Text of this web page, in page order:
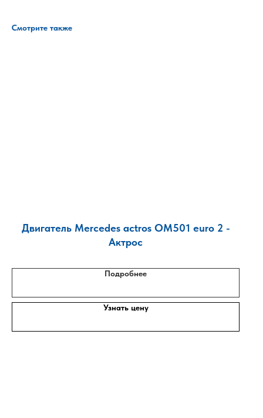
Смотрите также
Двигатель Mercedes actros OM501 euro 2 -
Актрос
Подробнее
Узнать цену